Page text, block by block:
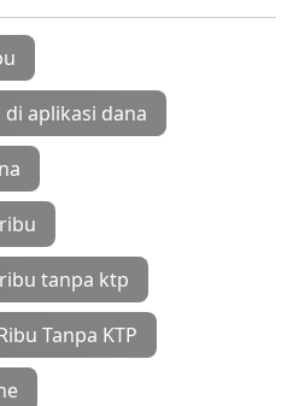
aplikasi dana
tanpa ktp
Tanpa KTP